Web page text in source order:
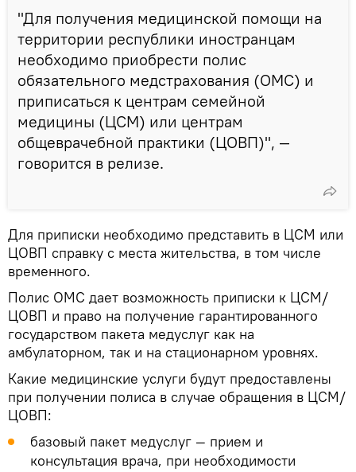
"Для получения медицинской помощи на
территории республики иностранцам
необходимо приобрести полис
обязательного медстрахования (ОМС) и
приписаться к центрам семейной
медицины (ЦСМ) или центрам
общеврачебной практики (ЦОВП)", —
говорится в релизе.
Для приписки необходимо представить в ЦСМ или
ЦОВП справку с места жительства, в том числе
временного.
Полис ОМС дает возможность приписки к ЦСМ/
ЦОВП и право на получение гарантированного
государством пакета медуслуг как на
амбулаторном, так и на стационарном уровнях.
Какие медицинские услуги будут предоставлены
при получении полиса в случае обращения в ЦСМ/
ЦОВП:
базовый пакет медуслуг — прием и
консультация врача, при необходимости